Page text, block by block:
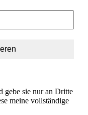
gebe sie nur an Dritte
meine vollständige